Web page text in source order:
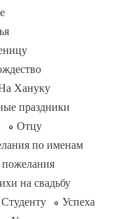
Хануку
праздники
Отцу
по именам
на свадьбу
Студенту
Успеха